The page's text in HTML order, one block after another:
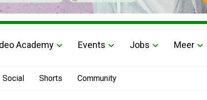
Academy Events Jobs Meer
Social Shorts Community